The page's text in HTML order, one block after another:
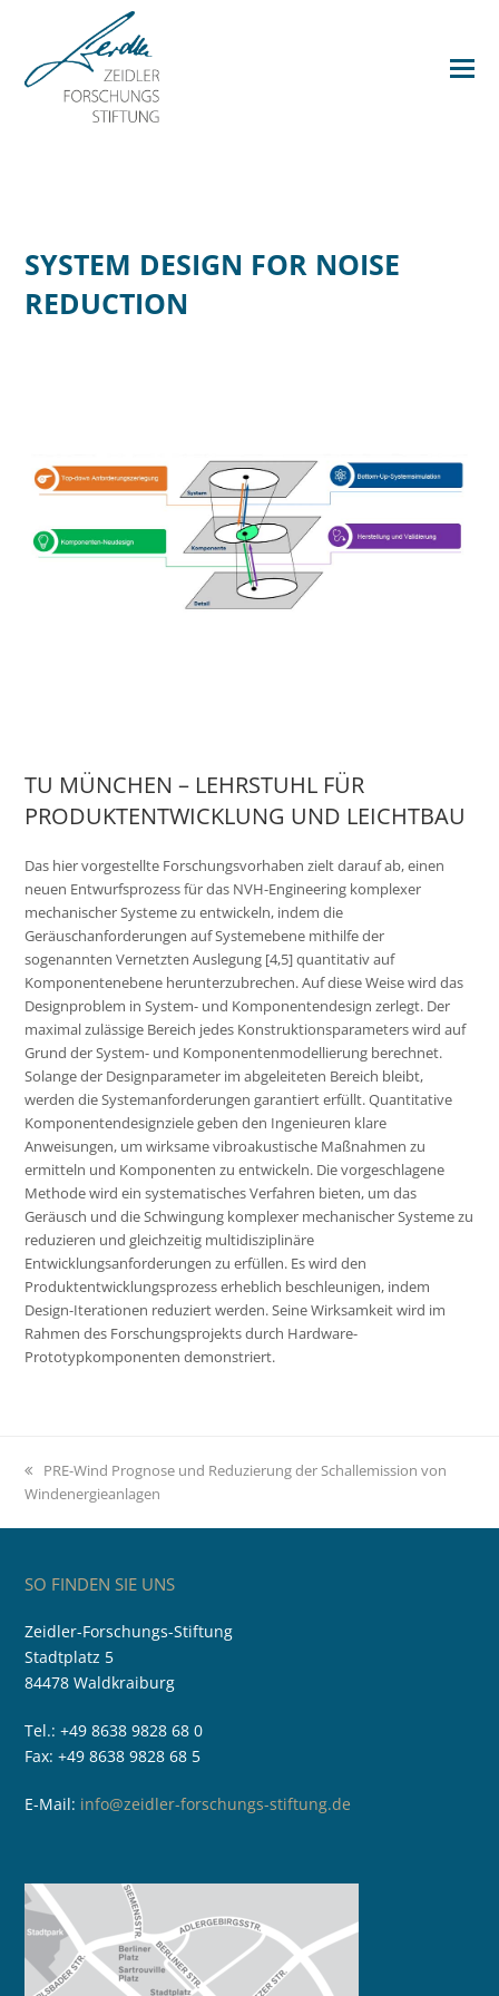
SYSTEM DESIGN FOR NOISE
REDUCTION
TU MÜNCHEN – LEHRSTUHL FÜR
PRODUKTENTWICKLUNG UND LEICHTBAU
Das hier vorgestellte Forschungsvorhaben zielt darauf ab, einen
neuen Entwurfsprozess für das NVH-Engineering komplexer
mechanischer Systeme zu entwickeln, indem die
Geräuschanforderungen auf Systemebene mithilfe der
sogenannten Vernetzten Auslegung [4,5] quantitativ auf
Komponentenebene herunterzubrechen. Auf diese Weise wird das
Designproblem in System- und Komponentendesign zerlegt. Der
maximal zulässige Bereich jedes Konstruktionsparameters wird auf
Grund der System- und Komponentenmodellierung berechnet.
Solange der Designparameter im abgeleiteten Bereich bleibt,
werden die Systemanforderungen garantiert erfüllt. Quantitative
Komponentendesignziele geben den Ingenieuren klare
Anweisungen, um wirksame vibroakustische Maßnahmen zu
ermitteln und Komponenten zu entwickeln. Die vorgeschlagene
Methode wird ein systematisches Verfahren bieten, um das
Geräusch und die Schwingung komplexer mechanischer Systeme zu
reduzieren und gleichzeitig multidisziplinäre
Entwicklungsanforderungen zu erfüllen. Es wird den
Produktentwicklungsprozess erheblich beschleunigen, indem
Design-Iterationen reduziert werden. Seine Wirksamkeit wird im
Rahmen des Forschungsprojekts durch Hardware-
Prototypkomponenten demonstriert.
vorheriger
Beitrag:
PRE-Wind Prognose und Reduzierung der Schallemission von
Windenergieanlagen
SO FINDEN SIE UNS
Zeidler-Forschungs-Stiftung
Stadtplatz 5
84478 Waldkraiburg
Tel.: +49 8638 9828 68 0
Fax: +49 8638 9828 68 5
E-Mail: info@zeidler-forschungs-stiftung.de